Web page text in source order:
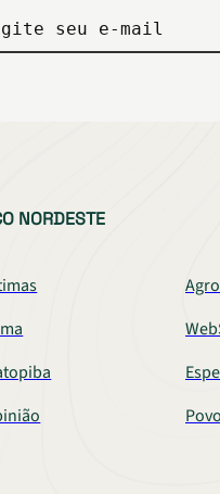
seu e-mail
NORDESTE